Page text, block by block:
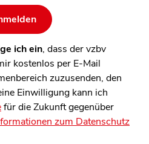
ich ein, dass der vzbv
kostenlos per E-Mail
zuzusenden, den
Einwilligung kann ich
für die Zukunft gegenüber
zum Datenschutz